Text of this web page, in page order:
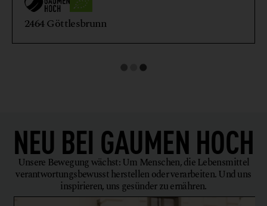
2464 Göttlesbrunn